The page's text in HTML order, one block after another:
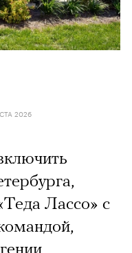
2026
Лассо» с